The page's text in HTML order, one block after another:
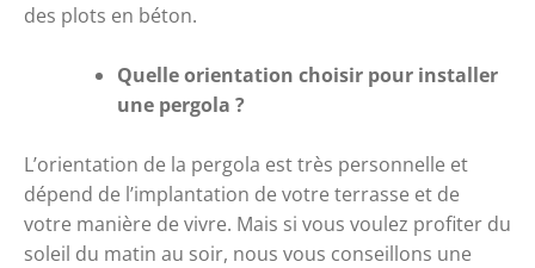
des plots en béton.
Quelle orientation choisir pour installer
une pergola ?
L’orientation de la pergola est très personnelle et
dépend de l’implantation de votre terrasse et de
votre manière de vivre. Mais si vous voulez profiter du
soleil du matin au soir, nous vous conseillons une